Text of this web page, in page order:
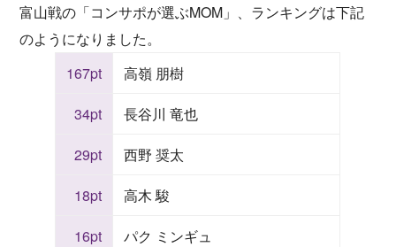
富山戦の「コンサポが選ぶMOM」、ランキングは下記
のようになりました。
167pt
高嶺 朋樹
34pt
長谷川 竜也
29pt
西野 奨太
18pt
高木 駿
16pt
パク ミンギュ